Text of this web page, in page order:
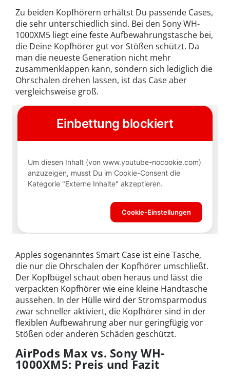
Zu beiden Kopfhörern erhältst Du passende Cases,
die sehr unterschiedlich sind. Bei den Sony WH-
1000XM5 liegt eine feste Aufbewahrungstasche bei,
die Deine Kopfhörer gut vor Stößen schützt. Da
man die neueste Generation nicht mehr
zusammenklappen kann, sondern sich lediglich die
Ohrschalen drehen lassen, ist das Case aber
vergleichsweise groß.
Apples sogenanntes Smart Case ist eine Tasche,
die nur die Ohrschalen der Kopfhörer umschließt.
Der Kopfbügel schaut oben heraus und lässt die
verpackten Kopfhörer wie eine kleine Handtasche
aussehen. In der Hülle wird der Stromsparmodus
zwar schneller aktiviert, die Kopfhörer sind in der
flexiblen Aufbewahrung aber nur geringfügig vor
Stößen oder anderen Schäden geschützt.
AirPods Max vs. Sony WH-
1000XM5: Preis und Fazit